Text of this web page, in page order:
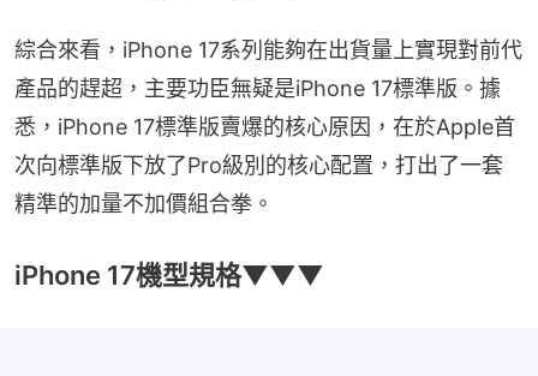
綜合來看，iPhone 17系列能夠在出貨量上實現對前代
產品的趕超，主要功臣無疑是iPhone 17標準版。據
悉，iPhone 17標準版賣爆的核心原因，在於Apple首
次向標準版下放了Pro級別的核心配置，打出了一套
精準的加量不加價組合拳。
iPhone 17機型規格▼▼▼